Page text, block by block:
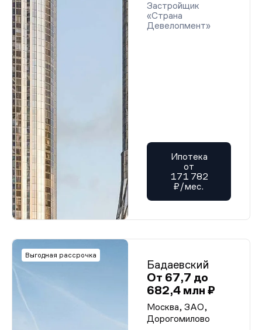
Застройщик
«Страна
Девелопмент»
Ипотека
от
171 782
₽/мес.
Выгодная рассрочка
Бадаевский
От 67,7 до
682,4 млн ₽
Москва, ЗАО,
Дорогомилово